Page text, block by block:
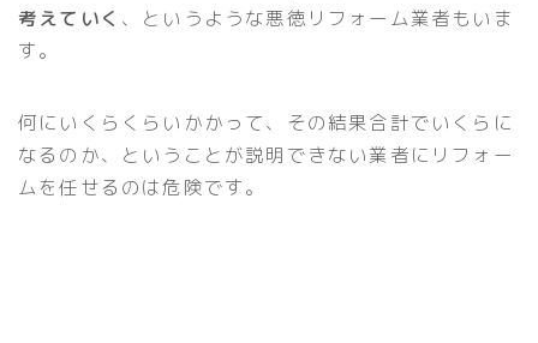
考えていく 、というような悪徳リフォーム業者もいま
す。
何にいくらくらいかかって、その結果合計でいくらに
なるのか、ということが説明できない業者にリフォー
ムを任せるのは危険です。